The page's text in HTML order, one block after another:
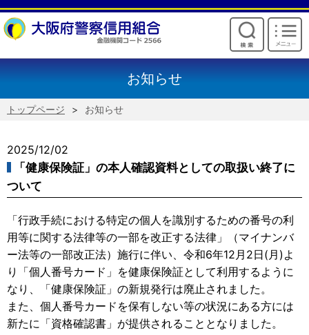
けいしんからのお願い
お知らせ
トップページ お知らせ
2025/12/02
「健康保険証」の本人確認資料としての取扱い終了に
ついて
「行政手続における特定の個人を識別するための番号の利
用等に関する法律等の一部を改正する法律」（マイナンバ
ー法等の一部改正法）施行に伴い、令和6年12月2日(月)よ
り「個人番号カード」を健康保険証として利用するように
なり、「健康保険証」の新規発行は廃止されました。
また、個人番号カードを保有しない等の状況にある方には
新たに「資格確認書」が提供されることとなりました。